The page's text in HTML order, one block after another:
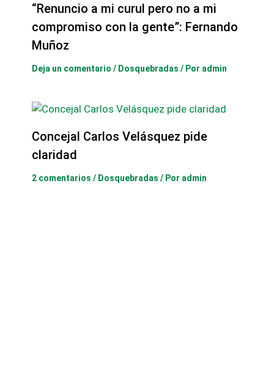
“Renuncio a mi curul pero no a mi
compromiso con la gente”: Fernando
Muñoz
Deja un comentario / Dosquebradas / Por admin
Concejal Carlos Velásquez pide
claridad
2 comentarios / Dosquebradas / Por admin